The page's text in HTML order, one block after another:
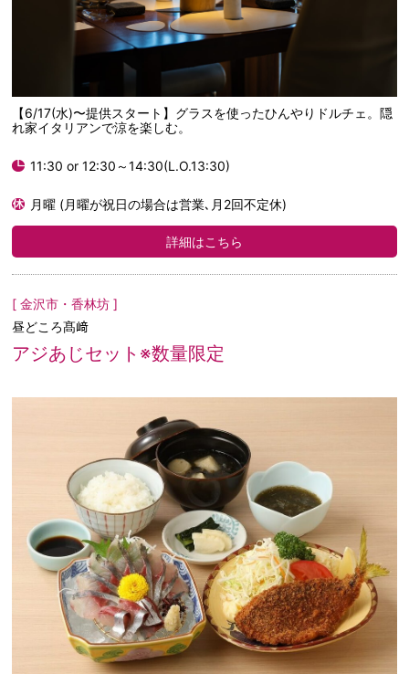
【6/17(水)〜提供スタート】グラスを使ったひんやりドルチェ。隠
れ家イタリアンで涼を楽しむ。
11:30 or 12:30～14:30(L.O.13:30)
月曜 (月曜が祝日の場合は営業､月2回不定休)
詳細はこちら
[ 金沢市・香林坊 ]
昼どころ髙﨑
アジあじセット※数量限定